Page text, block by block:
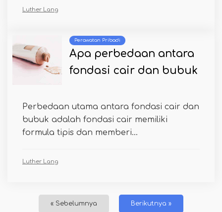
Luther Lang
Perawatan Pribadi
Apa perbedaan antara
fondasi cair dan bubuk
Perbedaan utama antara fondasi cair dan
bubuk adalah fondasi cair memiliki
formula tipis dan memberi...
Luther Lang
« Sebelumnya Berikutnya »